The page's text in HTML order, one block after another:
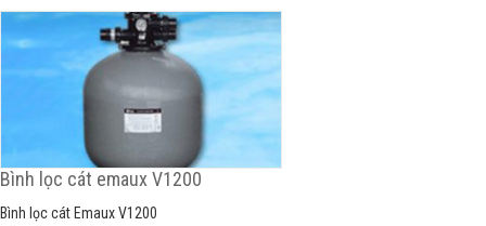
Bình lọc cát emaux V1200
Bình lọc cát Emaux V1200